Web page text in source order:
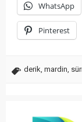
WhatsApp
Pinterest
derik, mardin,